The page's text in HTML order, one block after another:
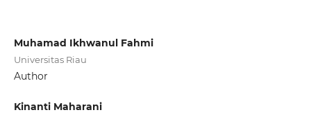
Muhamad Ikhwanul Fahmi
Universitas Riau
Author
Kinanti Maharani